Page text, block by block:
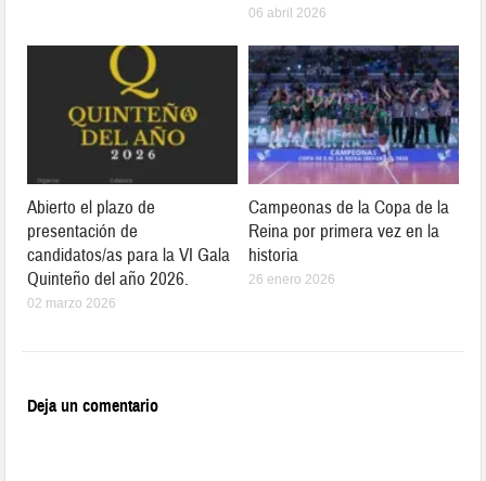
06 abril 2026
Abierto el plazo de
presentación de
candidatos/as para la VI Gala
Quinteño del año 2026.
02 marzo 2026
Campeonas de la Copa de la
Reina por primera vez en la
historia
26 enero 2026
Deja un comentario